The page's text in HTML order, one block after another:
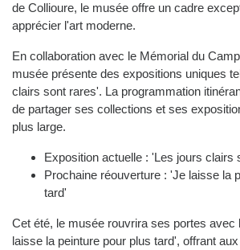
de Collioure, le musée offre un cadre
apprécier l'art moderne.
En collaboration avec le Mémorial du
musée présente des expositions uniques
clairs sont rares'. La programmation
de partager ses collections et ses
plus large.
Exposition actuelle : 'Les jours clairs
Prochaine réouverture : 'Je laisse la
tard'
Cet été, le musée rouvrira ses portes avec
laisse la peinture pour plus tard', offrant